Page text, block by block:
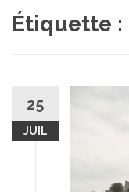
Étiquette :
25
JUIL